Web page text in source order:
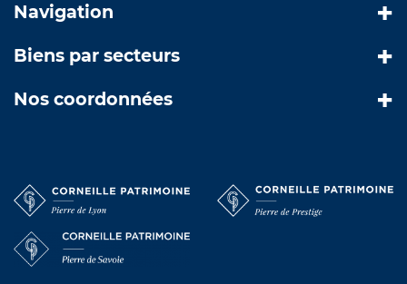
Navigation
Biens par secteurs
Nos coordonnées